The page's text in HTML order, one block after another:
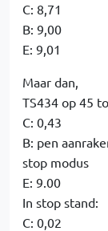
C: 8,71
B: 9,00
E: 9,01
Maar dan,
TS434 op 45
C: 0,43
B: pen
stop modus
E: 9.00
In stop stand:
C: 0,02